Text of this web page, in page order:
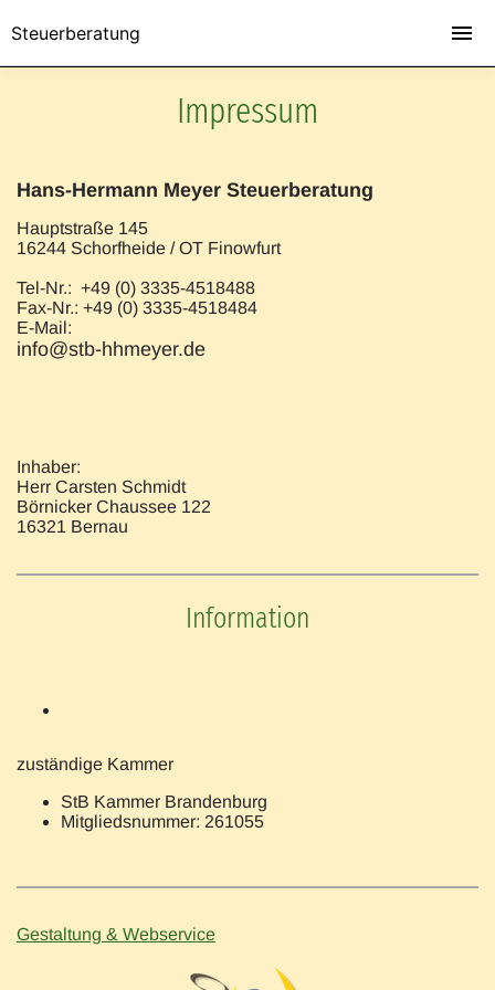
Impressum
Hans-Hermann Meyer Steuerberatung
Hauptstraße 145
16244 Schorfheide / OT Finowfurt
Tel-Nr.: +49 (0) 3335-4518488
Fax-Nr.: +49 (0) 3335-4518484
E-Mail:
info@stb-hhmeyer.de
Inhaber:
Herr Carsten Schmidt
Börnicker Chaussee 122
16321 Bernau
Information
zuständige Kammer
StB Kammer Brandenburg
Mitgliedsnummer: 261055
Gestaltung & Webservice
Steuerberatung